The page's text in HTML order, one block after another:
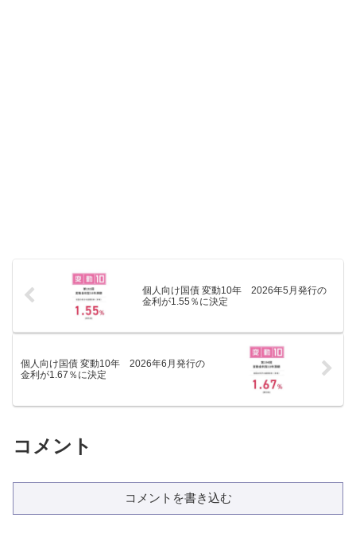
個人向け国債 変動10年 2026年5月発行の
金利が1.55％に決定
個人向け国債 変動10年 2026年6月発行の
金利が1.67％に決定
コメント
コメントを書き込む